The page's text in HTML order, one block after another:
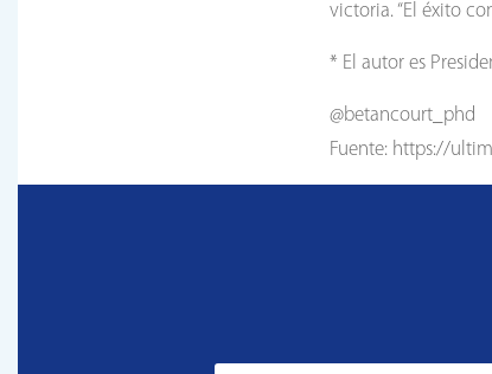
victoria. “El éxito
* El autor es
@betancourt_phd
Fuente: https://